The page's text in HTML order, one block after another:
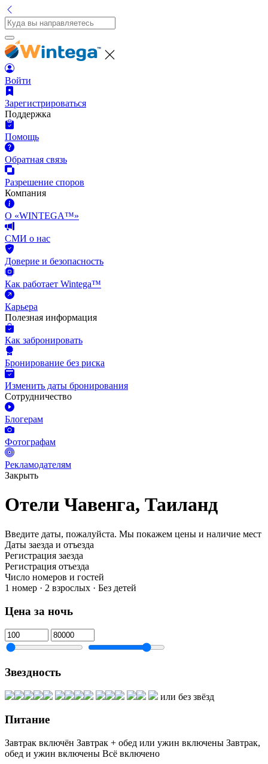
Войти
Зарегистрироваться
Поддержка
Помощь
Обратная связь
Разрешение споров
Компания
О «WINTEGA™»
СМИ о нас
Доверие и безопасность
Как работает Wintega™
Карьера
Полезная информация
Как забронировать
Бронирование без риска
Изменить даты бронирования
Сотрудничество
Блогерам
Фотографам
Рекламодателям
Закрыть
Отели Чавенга, Таиланд
Введите даты, пожалуйста. Мы покажем цены и наличие мест
Даты заезда и отъезда
Регистрация заезда
Регистрация отъезда
Число номеров и гостей
1 номер · 2 взрослых · Без детей
Цена за ночь
Звездность
или без звёзд
Питание
Завтрак включён Завтрак + обед или ужин включены Завтрак,
обед и ужин включены Всё включено